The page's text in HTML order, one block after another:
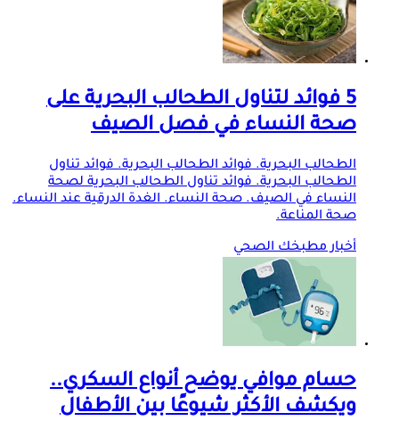
5 فوائد لتناول الطحالب البحرية على
صحة النساء في فصل الصيف
الطحالب البحرية. فوائد الطحالب البحرية. فوائد تناول
الطحالب البحرية. فوائد تناول الطحالب البحرية لصحة
النساء في الصيف. صحة النساء. الغدة الدرقية عند النساء.
صحة المناعة.
أخبار مطبخك الصحي
حسام موافي يوضح أنواع السكري..
ويكشف الأكثر شيوعًا بين الأطفال